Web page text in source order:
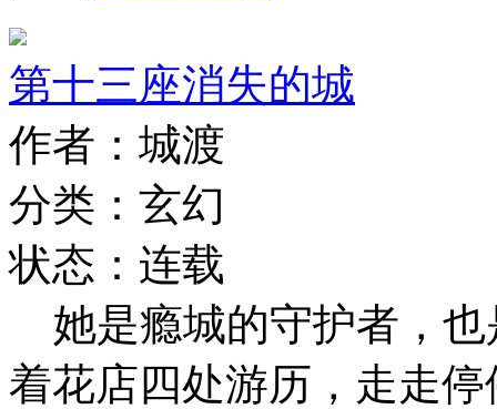
第十三座消失的城
作者：城渡
分类：玄幻
状态：连载
她是瘾城的守护者，也
着花店四处游历，走走